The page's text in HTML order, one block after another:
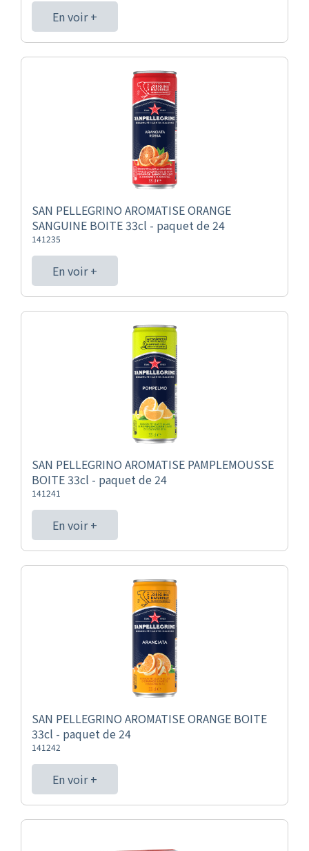
En voir +
SAN PELLEGRINO AROMATISE ORANGE
SANGUINE BOITE 33cl - paquet de 24
141235
En voir +
SAN PELLEGRINO AROMATISE PAMPLEMOUSSE
BOITE 33cl - paquet de 24
141241
En voir +
SAN PELLEGRINO AROMATISE ORANGE BOITE
33cl - paquet de 24
141242
En voir +